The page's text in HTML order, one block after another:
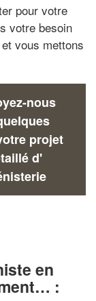
pour votre
votre besoin
vous mettons
nous
projet
d'
en
: